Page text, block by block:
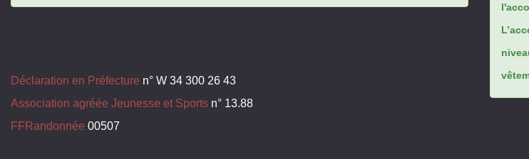
Déclaration en Préfecture n° W 34 300 26 43
Association agréée Jeunesse et Sports n° 13.88
FFRandonnée 00507